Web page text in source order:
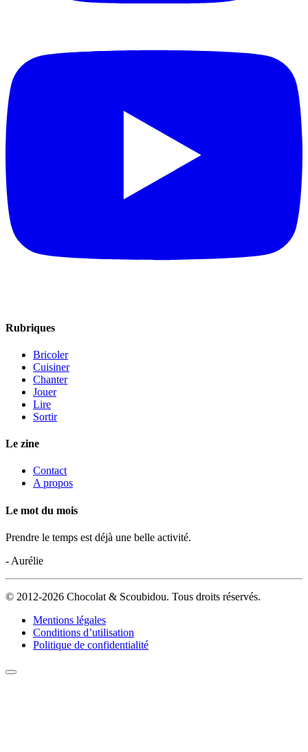
Rubriques
Bricoler
Cuisiner
Chanter
Jouer
Lire
Sortir
Le zine
Contact
A propos
Le mot du mois
Prendre le temps est déjà une belle activité.
- Aurélie
© 2012-2026 Chocolat & Scoubidou. Tous droits réservés.
Mentions légales
Conditions d’utilisation
Politique de confidentialité